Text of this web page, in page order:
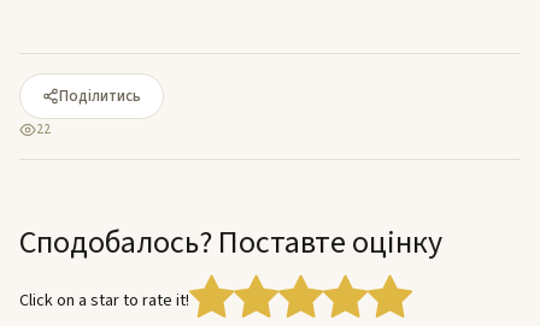
Поділитись
22
Сподобалось? Поставте оцінку
Click on a star to rate it!